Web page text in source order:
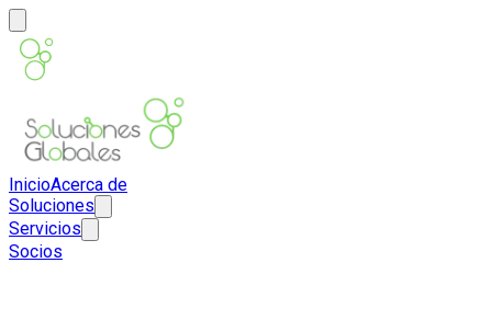
InicioAcerca de
Soluciones
Servicios
Socios